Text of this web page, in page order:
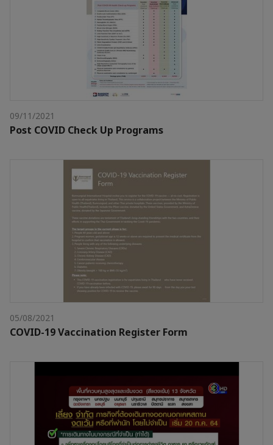
09/11/2021
Post COVID Check Up Programs
05/08/2021
COVID-19 Vaccination Register Form